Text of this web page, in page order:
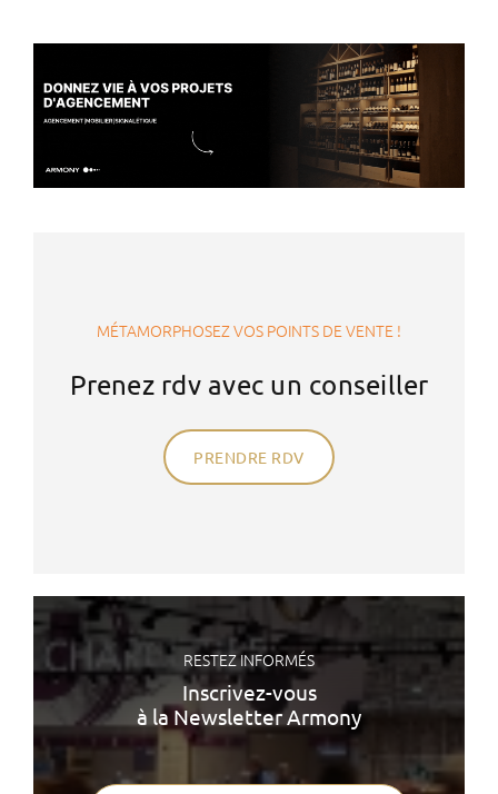
MÉTAMORPHOSEZ VOS POINTS DE VENTE !
Prenez rdv avec un conseiller
PRENDRE RDV
RESTEZ INFORMÉS
Inscrivez-vous
à la Newsletter Armony